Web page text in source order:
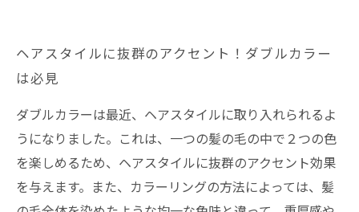
ヘアスタイルに抜群のアクセント！ダブルカラー
は必見
ダブルカラーは最近、ヘアスタイルに取り入れられるよ
うになりました。これは、一つの髪の毛の中で２つの色
を楽しめるため、ヘアスタイルに抜群のアクセント効果
を与えます。また、カラーリングの方法によっては、髪